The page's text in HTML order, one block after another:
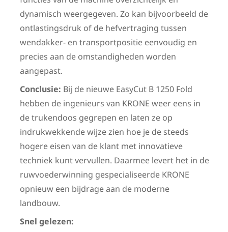
dynamisch weergegeven. Zo kan bijvoorbeeld de
ontlastingsdruk of de hefvertraging tussen
wendakker- en transportpositie eenvoudig en
precies aan de omstandigheden worden
aangepast.
Conclusie: Bij de nieuwe EasyCut B 1250 Fold
hebben de ingenieurs van KRONE weer eens in
de trukendoos gegrepen en laten ze op
indrukwekkende wijze zien hoe je de steeds
hogere eisen van de klant met innovatieve
techniek kunt vervullen. Daarmee levert het in de
ruwvoederwinning gespecialiseerde KRONE
opnieuw een bijdrage aan de moderne
landbouw.
Snel gelezen: